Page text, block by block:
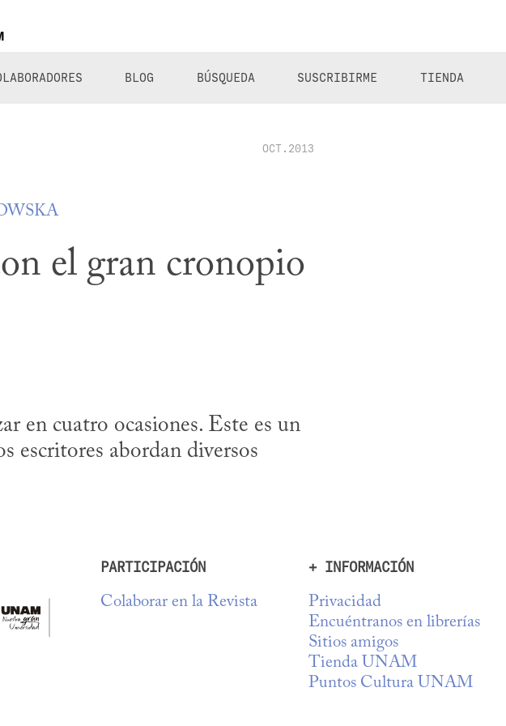
BLOG BÚSQUEDA SUSCRIBIRME TIENDA
OCT.2013
el gran cronopio
en cuatro ocasiones. Este es un
escritores abordan diversos
PARTICIPACIÓN
Colaborar en la Revista
+ INFORMACIÓN
Privacidad
Encuéntranos en librerías
Sitios amigos
Tienda UNAM
Puntos Cultura UNAM